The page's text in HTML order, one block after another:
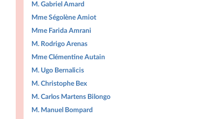
M. Gabriel Amard
Mme Ségolène Amiot
Mme Farida Amrani
M. Rodrigo Arenas
Mme Clémentine Autain
M. Ugo Bernalicis
M. Christophe Bex
M. Carlos Martens Bilongo
M. Manuel Bompard